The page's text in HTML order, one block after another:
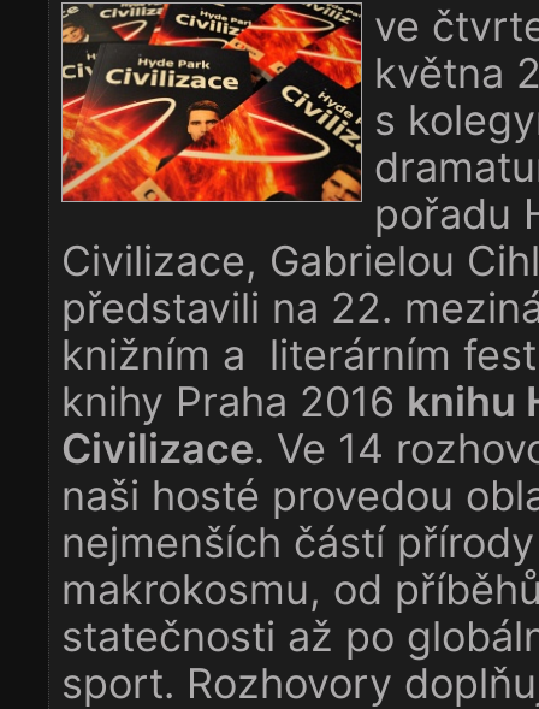
ve
května
s
pořadu
Civilizace, Gabrielou
představili na 22.
knižním a literárním
knihy Praha 2016 knihu
Civilizace. Ve 14
naši hosté provedou
nejmenších částí
makrokosmu, od
statečnosti až po
sport. Rozhovory